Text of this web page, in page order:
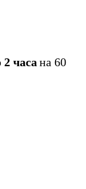
часа на 60